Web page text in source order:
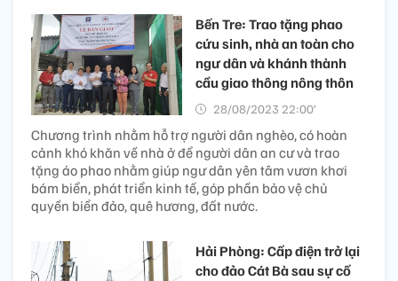
Bến Tre: Trao tặng phao
cứu sinh, nhà an toàn cho
ngư dân và khánh thành
cầu giao thông nông thôn
28/08/2023 22:00’
Chương trình nhằm hỗ trợ người dân nghèo, có hoàn
cảnh khó khăn về nhà ở để người dân an cư và trao
tặng áo phao nhằm giúp ngư dân yên tâm vươn khơi
bám biển, phát triển kinh tế, góp phần bảo vệ chủ
quyền biển đảo, quê hương, đất nước.
Hải Phòng: Cấp điện trở lại
cho đảo Cát Bà sau sự cố